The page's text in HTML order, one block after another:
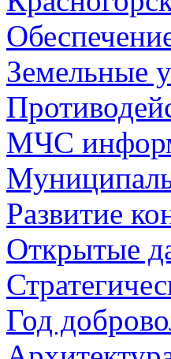
Земельные
МЧС
Развитие
Открытые
Год